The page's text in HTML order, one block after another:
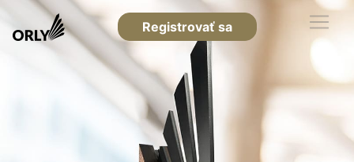
Registrovať sa